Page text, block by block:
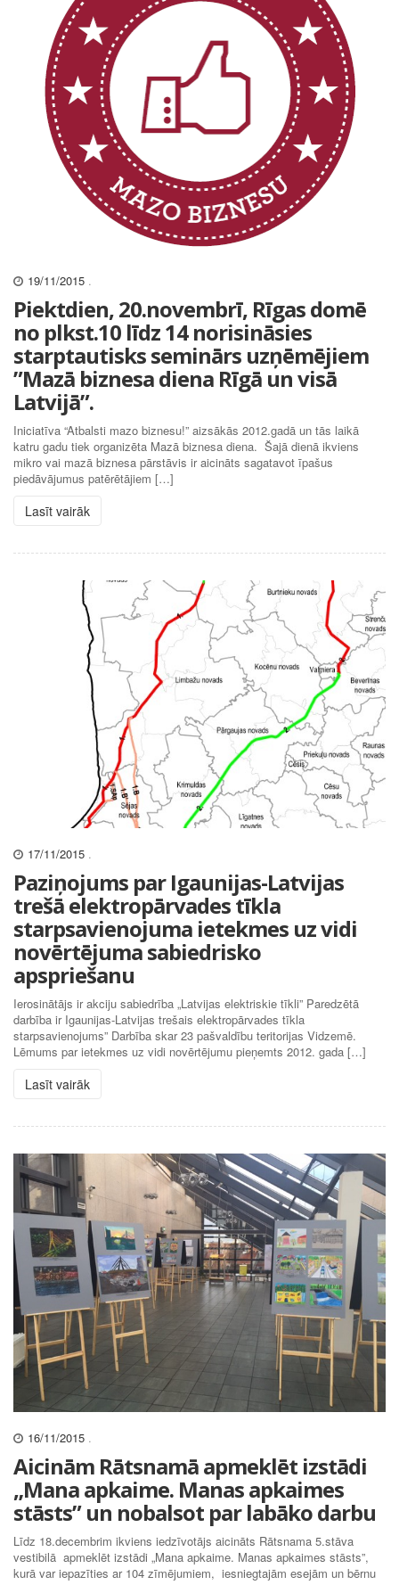
19/11/2015 .
Piektdien, 20.novembrī, Rīgas domē
no plkst.10 līdz 14 norisināsies
starptautisks seminārs uzņēmējiem
”Mazā biznesa diena Rīgā un visā
Latvijā”.
Iniciatīva “Atbalsti mazo biznesu!” aizsākās 2012.gadā un tās laikā
katru gadu tiek organizēta Mazā biznesa diena. Šajā dienā ikviens
mikro vai mazā biznesa pārstāvis ir aicināts sagatavot īpašus
piedāvājumus patērētājiem […]
Lasīt vairāk
17/11/2015 .
Paziņojums par Igaunijas-Latvijas
trešā elektropārvades tīkla
starpsavienojuma ietekmes uz vidi
novērtējuma sabiedrisko
apspriešanu
Ierosinātājs ir akciju sabiedrība „Latvijas elektriskie tīkli” Paredzētā
darbība ir Igaunijas-Latvijas trešais elektropārvades tīkla
starpsavienojums” Darbība skar 23 pašvaldību teritorijas Vidzemē.
Lēmums par ietekmes uz vidi novērtējumu pieņemts 2012. gada […]
Lasīt vairāk
16/11/2015 .
Aicinām Rātsnamā apmeklēt izstādi
„Mana apkaime. Manas apkaimes
stāsts” un nobalsot par labāko darbu
Līdz 18.decembrim ikviens iedzīvotājs aicināts Rātsnama 5.stāva
vestibilā apmeklēt izstādi „Mana apkaime. Manas apkaimes stāsts”,
kurā var iepazīties ar 104 zīmējumiem, iesniegtajām esejām un bērnu